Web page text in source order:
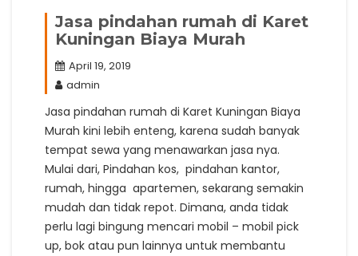
Jasa pindahan rumah di Karet
Kuningan Biaya Murah
April 19, 2019
admin
Jasa pindahan rumah di Karet Kuningan Biaya
Murah kini lebih enteng, karena sudah banyak
tempat sewa yang menawarkan jasa nya.
Mulai dari, Pindahan kos, pindahan kantor,
rumah, hingga apartemen, sekarang semakin
mudah dan tidak repot. Dimana, anda tidak
perlu lagi bingung mencari mobil – mobil pick
up, bok atau pun lainnya untuk membantu